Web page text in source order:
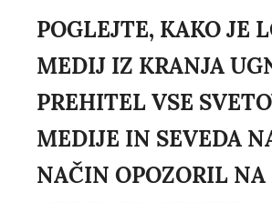
POGLEJTE, KAKO JE
MEDIJ IZ KRANJA
PREHITEL VSE
MEDIJE IN SEVEDA
NAČIN OPOZORIL